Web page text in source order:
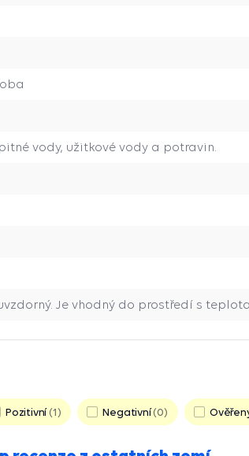
vody, užitkové vody a potravin.
Je vhodný do prostředí s
Pozitivní 1 Negativní 0